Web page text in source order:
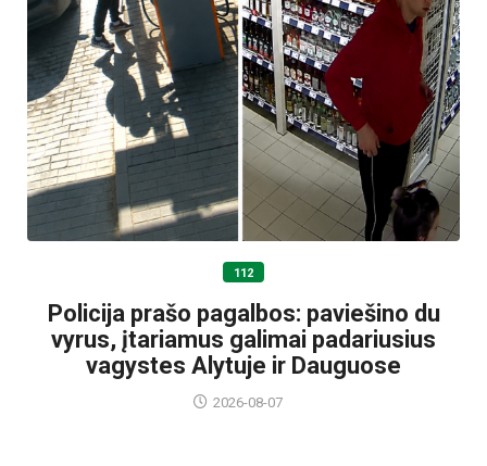
112
Policija prašo pagalbos: paviešino du
vyrus, įtariamus galimai padariusius
vagystes Alytuje ir Dauguose
2026-08-07